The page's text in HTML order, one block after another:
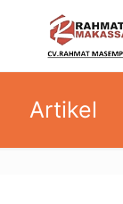
Artikel